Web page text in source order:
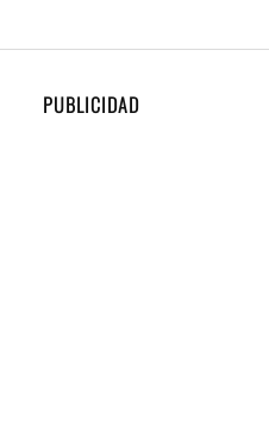
PUBLICIDAD